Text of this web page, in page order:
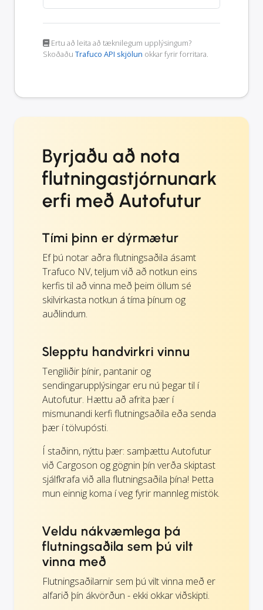
Ertu að leita að tæknilegum upplýsingum?
Skoðaðu Trafuco API skjölun okkar fyrir forritara.
Byrjaðu að nota
flutningastjórnunark
erfi með Autofutur
Tími þinn er dýrmætur
Ef þú notar aðra flutningsaðila ásamt
Trafuco NV, teljum við að notkun eins
kerfis til að vinna með þeim öllum sé
skilvirkasta notkun á tíma þínum og
auðlindum.
Slepptu handvirkri vinnu
Tengiliðir þínir, pantanir og
sendingarupplýsingar eru nú þegar til í
Autofutur. Hættu að afrita þær í
mismunandi kerfi flutningsaðila eða senda
þær í tölvupósti.
Í staðinn, nýttu þær: samþættu Autofutur
við Cargoson og gögnin þín verða skiptast
sjálfkrafa við alla flutningsaðila þína! Þetta
mun einnig koma í veg fyrir mannleg mistök.
Veldu nákvæmlega þá
flutningsaðila sem þú vilt
vinna með
Flutningsaðilarnir sem þú vilt vinna með er
alfarið þín ákvörðun - ekki okkar viðskipti.